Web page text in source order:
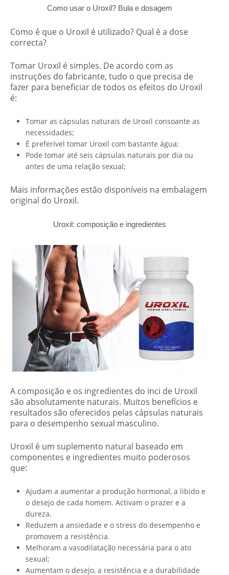
Como usar o Uroxil? Bula e dosagem
Como é que o Uroxil é utilizado? Qual é a dose
correcta?
Tomar Uroxil é simples. De acordo com as
instruções do fabricante, tudo o que precisa de
fazer para beneficiar de todos os efeitos do Uroxil
é:
Tomar as cápsulas naturais de Uroxil consoante as
necessidades;
É preferível tomar Uroxil com bastante água;
Pode tomar até seis cápsulas naturais por dia ou
antes de uma relação sexual;
Mais informações estão disponíveis na embalagem
original do Uroxil.
Uroxil: composição e ingredientes
A composição e os ingredientes do inci de Uroxil
são absolutamente naturais. Muitos benefícios e
resultados são oferecidos pelas cápsulas naturais
para o desempenho sexual masculino.
Uroxil é um suplemento natural baseado em
componentes e ingredientes muito poderosos
que:
Ajudam a aumentar a produção hormonal, a libido e
o desejo de cada homem. Activam o prazer e a
dureza.
Reduzem a ansiedade e o stress do desempenho e
promovem a resistência.
Melhoram a vasodilatação necessária para o ato
sexual;
Aumentam o desejo, a resistência e a durabilidade